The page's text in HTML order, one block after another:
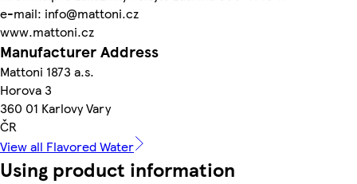
e-mail: info@mattoni.cz
www.mattoni.cz
Manufacturer Address
Mattoni 1873 a.s.
Horova 3
360 01 Karlovy Vary
ČR
View all Flavored Water
Using product information